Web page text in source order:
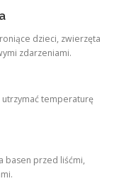
dzieci, zwierzęta
zdarzeniami.
utrzymać temperaturę
basen przed liśćmi,